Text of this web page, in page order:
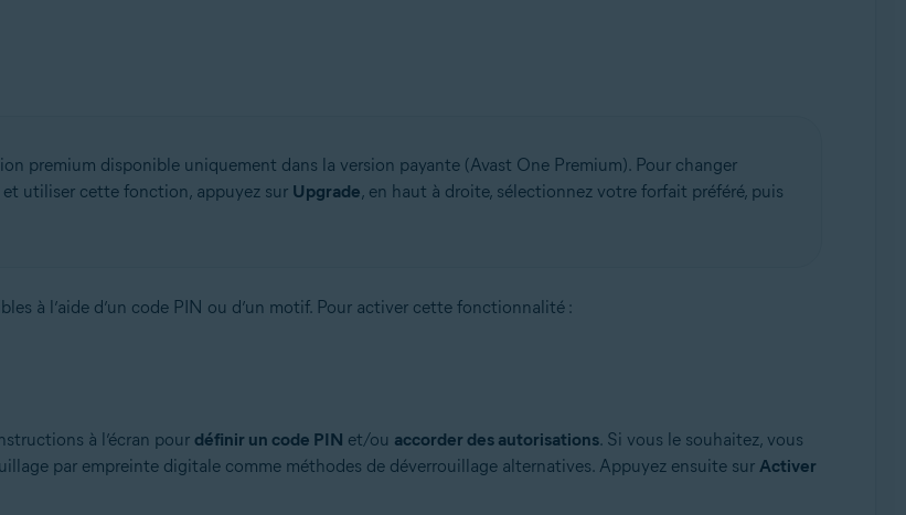
premium disponible uniquement dans la version payante (Avast One Premium). Pour changer
utiliser cette fonction, appuyez sur Upgrade, en haut à droite, sélectionnez votre forfait préféré, puis
à l’aide d’un code PIN ou d’un motif. Pour activer cette fonctionnalité :
à l’écran pour définir un code PIN et/ou accorder des autorisations. Si vous le souhaitez, vous
par empreinte digitale comme méthodes de déverrouillage alternatives. Appuyez ensuite sur Activer